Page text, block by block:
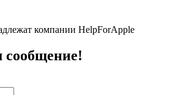
компании HelpForApple
сообщение!